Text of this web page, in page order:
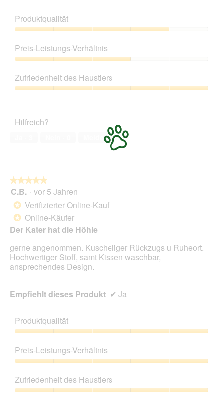
Produktqualität
4
von
5
Preis-Leistungs-Verhältnis
Leistungs-
Verhältnis,
3
Zufriedenheit des Haustiers
5
Hilfreich?
Melden
★★★★★
★★★★★
5
Sternen.
C.B. · vor 5 Jahren
* Verifizierter Online-Kauf
* Online-Käufer
Der Kater hat die Höhle
gerne angenommen. Kuscheliger Rückzugs u Ruheort.
Hochwertiger Stoff, samt Kissen waschbar,
ansprechendes Design.
Empfiehlt dieses Produkt ✔ Ja
Produktqualität
5
von
5
Preis-Leistungs-Verhältnis
Leistungs-
Verhältnis,
5
Zufriedenheit des Haustiers